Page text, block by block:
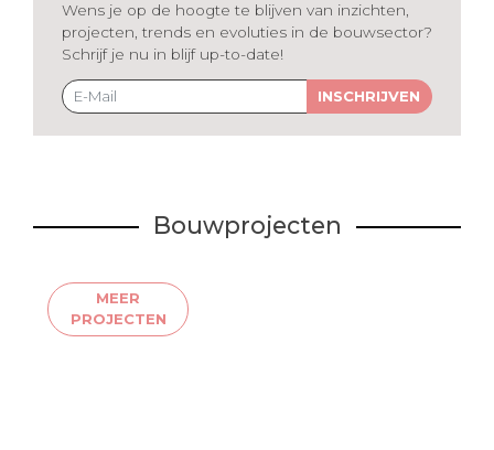
Wens je op de hoogte te blijven van inzichten,
projecten, trends en evoluties in de bouwsector?
Schrijf je nu in blijf up-to-date!
INSCHRIJVEN
Bouwprojecten
MEER
PROJECTEN